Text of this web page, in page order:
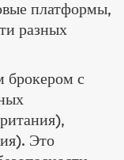
платформы,
разных
брокером с
Это